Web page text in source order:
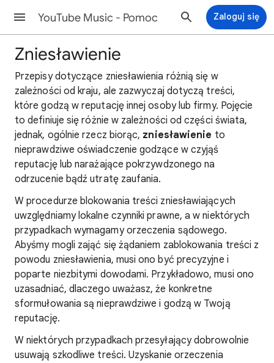
YouTube Music - Pomoc Zaloguj się
Zniesławienie
Przepisy dotyczące zniesławienia różnią się w
zależności od kraju, ale zazwyczaj dotyczą treści,
które godzą w reputację innej osoby lub firmy. Pojęcie
to definiuje się różnie w zależności od części świata,
jednak, ogólnie rzecz biorąc, zniesławienie to
nieprawdziwe oświadczenie godzące w czyjąś
reputację lub narażające pokrzywdzonego na
odrzucenie bądź utratę zaufania.
W procedurze blokowania treści zniesławiających
uwzględniamy lokalne czynniki prawne, a w niektórych
przypadkach wymagamy orzeczenia sądowego.
Abyśmy mogli zająć się żądaniem zablokowania treści z
powodu zniesławienia, musi ono być precyzyjne i
poparte niezbitymi dowodami. Przykładowo, musi ono
uzasadniać, dlaczego uważasz, że konkretne
sformułowania są nieprawdziwe i godzą w Twoją
reputację.
W niektórych przypadkach przesyłający dobrowolnie
usuwają szkodliwe treści. Uzyskanie orzeczenia